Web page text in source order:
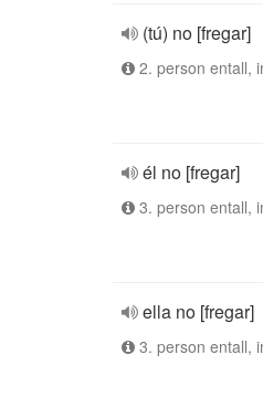
(tú) no [fregar]
2. person entall,
él no [fregar]
3. person entall,
ella no [fregar]
3. person entall,